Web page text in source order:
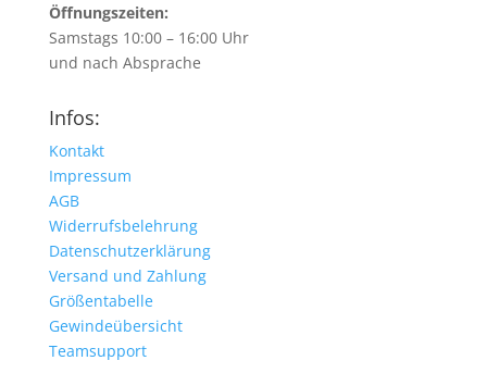
Öffnungszeiten:
Samstags 10:00 – 16:00 Uhr
und nach Absprache
Infos:
Kontakt
Impressum
AGB
Widerrufsbelehrung
Datenschutzerklärung
Versand und Zahlung
Größentabelle
Gewindeübersicht
Teamsupport